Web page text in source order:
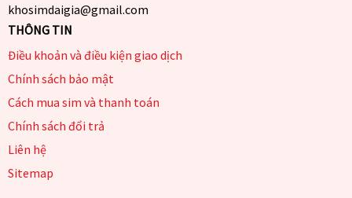
khosimdaigia@gmail.com
THÔNG TIN
Điều khoản và điều kiện giao dịch
Chính sách bảo mật
Cách mua sim và thanh toán
Chính sách đổi trả
Liên hệ
Sitemap